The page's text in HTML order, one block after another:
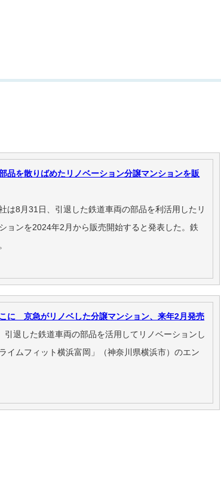
品を散りばめたリノベーション分譲マンションを販
は8月31日、引退した鉄道車両の部品を利活用したリ
ョンを2024年2月から販売開始すると発表した。鉄
に 京急がリノベした分譲マンション、来年2月発売
退した鉄道車両の部品を活用してリノベーションし
イムフィット横浜富岡」（神奈川県横浜市）のエン